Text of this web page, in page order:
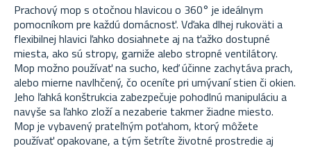
Prachový mop s otočnou hlavicou o 360° je ideálnym
pomocníkom pre každú domácnosť. Vďaka dlhej rukoväti a
flexibilnej hlavici ľahko dosiahnete aj na ťažko dostupné
miesta, ako sú stropy, garniže alebo stropné ventilátory.
Mop možno používať na sucho, keď účinne zachytáva prach,
alebo mierne navlhčený, čo oceníte pri umývaní stien či okien.
Jeho ľahká konštrukcia zabezpečuje pohodlnú manipuláciu a
navyše sa ľahko zloží a nezaberie takmer žiadne miesto.
Mop je vybavený prateľným poťahom, ktorý môžete
používať opakovane, a tým šetríte životné prostredie aj